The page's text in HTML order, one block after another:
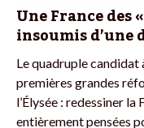
Une France des
insoumis
Le quadruple candidat
premières grandes
l’Élysée : redessiner
entièrement pensées